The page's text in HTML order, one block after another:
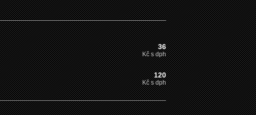
36
Kč s dph
120
Kč s dph